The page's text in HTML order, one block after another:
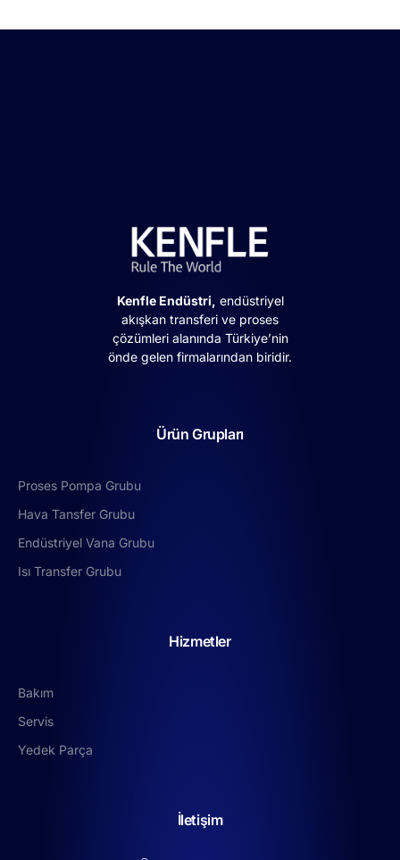
Kenfle Endüstri, endüstriyel
akışkan transferi ve proses
çözümleri alanında Türkiye’nin
önde gelen firmalarından biridir.
Ürün Grupları
Proses Pompa Grubu
Hava Tansfer Grubu
Endüstriyel Vana Grubu
Isı Transfer Grubu
Hizmetler
Bakım
Servis
Yedek Parça
İletişim